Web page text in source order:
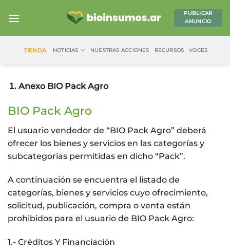
PUBLICAR
ANUNCIO
TIENDA NOTICIAS NUESTRAS ACCIONES RECURSOS VOCES
Anexo BIO Pack Agro
BIO Pack Agro
El usuario vendedor de “BIO Pack Agro” deberá
ofrecer los bienes y servicios en las categorías y
subcategorías permitidas en dicho “Pack”.
A continuación se encuentra el listado de
categorías, bienes y servicios cuyo ofrecimiento,
solicitud, publicación, compra o venta están
prohibidos para el usuario de BIO Pack Agro:
1.- Créditos Y Financiación